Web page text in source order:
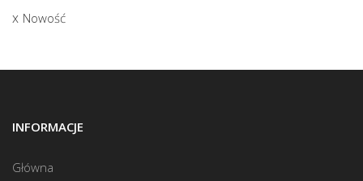
Nowość
INFORMACJE
Główna